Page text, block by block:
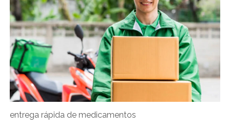
entrega rápida de medicamentos